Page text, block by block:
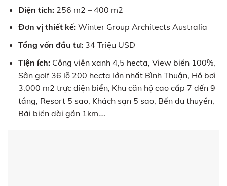
Diện tích:256 m2 – 400 m2
Đơn vị thiết kế:Winter Group Architects Australia
Tổng vốn đầu tư:34 Triệu USD
Tiện ích:Công viên xanh 4,5 hecta, View biển 100%,
Sân golf 36 lỗ 200 hecta lớn nhất Bình Thuận, Hồ bơi
3.000 m2 trực diện biển, Khu căn hộ cao cấp 7 đến 9
tầng, Resort 5 sao, Khách sạn 5 sao, Bến du thuyền,
Bãi biển dài gần 1km….